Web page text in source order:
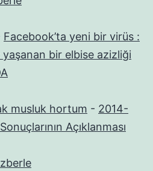
Facebook’ta yeni bir virüs :
yaşanan bir elbise azizliği
musluk hortum - 2014-
Açıklanması